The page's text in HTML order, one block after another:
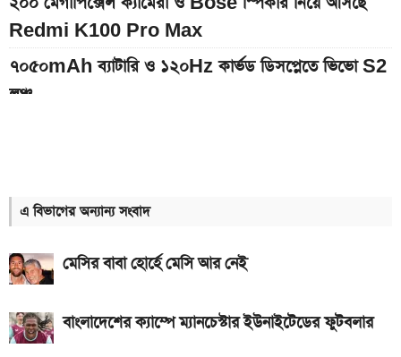
Redmi K100 Pro Max
৭০৫০mAh ব্যাটারি ও ১২০Hz কার্ভড ডিসপ্লেতে ভিভো S2
লঞ্চ
কত
আগামী সপ্তাহেই সুখবর, বেতন-ইনক্রিমেট নিয়ে যা জানা গেল
Hero Xtreme 125R V2 বাইকটি কবে আসবে
আজকের স্বর্ণের বাজারদর: ০৭ আগস্ট ২০২৬
এ বিভাগের অন্যান্য সংবাদ
মেসির বাবা হোর্হে মেসি আর নেই
বাংলাদেশের ক্যাম্পে ম্যানচেস্টার ইউনাইটেডের ফুটবলার